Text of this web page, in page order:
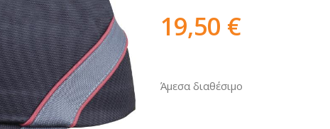
19,50 €
Άμεσα διαθέσιμο